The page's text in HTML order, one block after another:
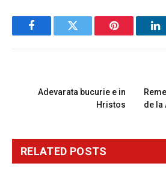
FacebookTwitter Pinterest
Adevarata bucurie e in
Hristos
de la
RELATED POSTS